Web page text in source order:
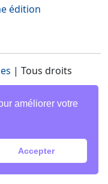
édition
| Tous droits
améliorer votre
Accepter